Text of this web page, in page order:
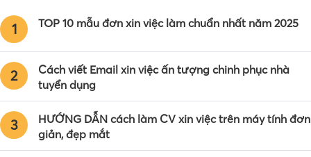
1 TOP 10 mẫu đơn xin việc làm chuẩn nhất năm 2025
2
Cách viết Email xin việc ấn tượng chinh phục nhà
tuyển dụng
3
HƯỚNG DẪN cách làm CV xin việc trên máy tính đơn
giản, đẹp mắt